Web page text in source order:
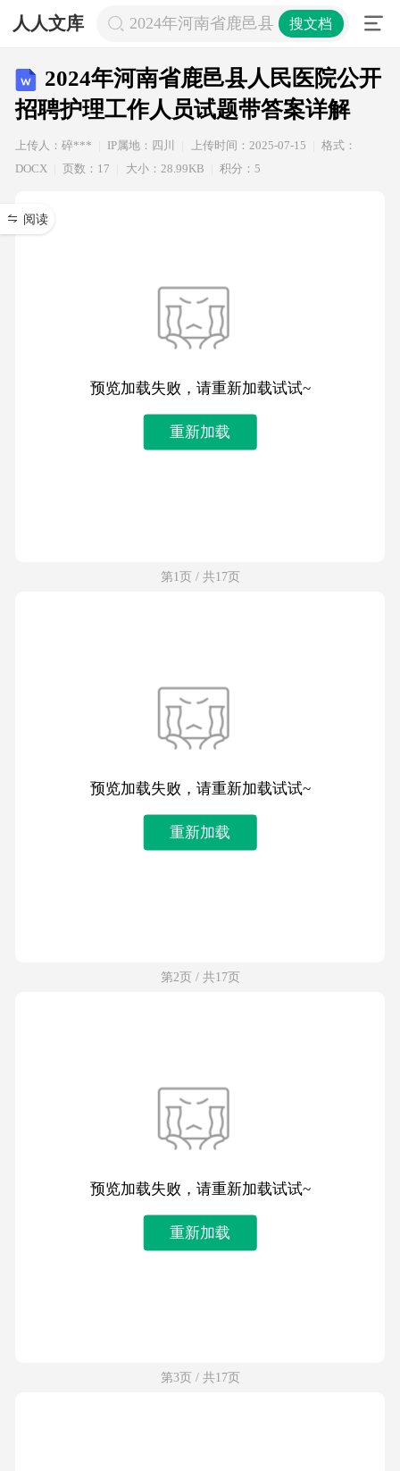
人人文库 2024年河南省鹿邑县人民医院公开招
搜文档
2024年河南省鹿邑县人民医院公开
招聘护理工作人员试题带答案详解
上传人：碎*** IP属地：四川 上传时间：2025-07-15
格式：
DOCX
页数：17 大小：28.99KB 积分：5
阅读
预览加载失败，请重新加载试试~
重新加载
第1页 / 共17页
预览加载失败，请重新加载试试~
重新加载
第2页 / 共17页
预览加载失败，请重新加载试试~
重新加载
第3页 / 共17页